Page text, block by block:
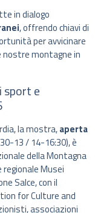
in dialogo
, offrendo chiavi di
per avvicinare
montagne in
sport e
la mostra,aperta
13 / 14-16:30), è
della Montagna
regionale Musei
Salce, con il
for Culture and
associazioni